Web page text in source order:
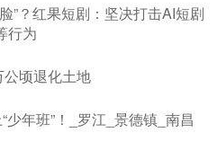
”？红果短剧：坚决打击AI短剧
行为
顷退化土地
年班”！_罗江_景德镇_南昌